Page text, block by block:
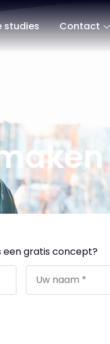
studies Contact
een gratis concept?